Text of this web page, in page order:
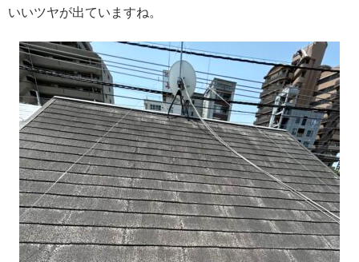
いいツヤが出ていますね。